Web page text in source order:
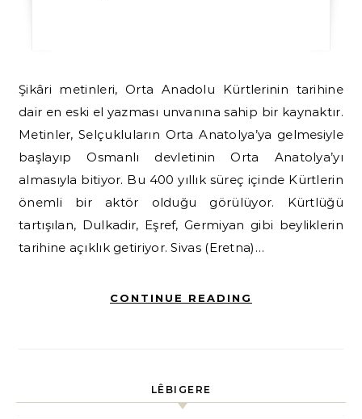
Şikâri metinleri, Orta Anadolu Kürtlerinin tarihine
dair en eski el yazması unvanına sahip bir kaynaktır.
Metinler, Selçukluların Orta Anatolya’ya gelmesiyle
başlayıp Osmanlı devletinin Orta Anatolya’yı
almasıyla bitiyor. Bu 400 yıllık süreç içinde Kürtlerin
önemli bir aktör olduğu görülüyor. Kürtlüğü
tartışılan, Dulkadir, Eşref, Germiyan gibi beyliklerin
tarihine açıklık getiriyor. Sivas (Eretna)…
CONTINUE READING
LÊBIGERE